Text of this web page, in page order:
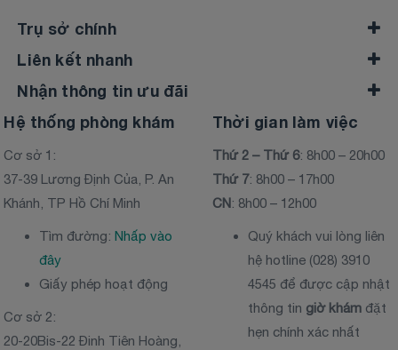
Trụ sở chính
Liên kết nhanh
Nhận thông tin ưu đãi
Hệ thống phòng khám
Cơ sở 1:
37-39 Lương Định Của, P. An
Khánh, TP Hồ Chí Minh
Tìm đường:Nhấp vào
đây
Giấy phép hoạt động
Cơ sở 2:
20-20Bis-22 Đinh Tiên Hoàng,
Thời gian làm việc
Thứ 2 – Thứ 6: 8h00 – 20h00
Thứ 7: 8h00 – 17h00
CN: 8h00 – 12h00
Quý khách vui lòng liên
hệ hotline (028) 3910
4545 để được cập nhật
thông tin giờ khám đặt
hẹn chính xác nhất